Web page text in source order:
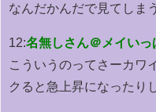
なんだかんだで見てしま
12:名無しさん＠メイいっ
こういうのってさーカワ
クると急上昇になったり